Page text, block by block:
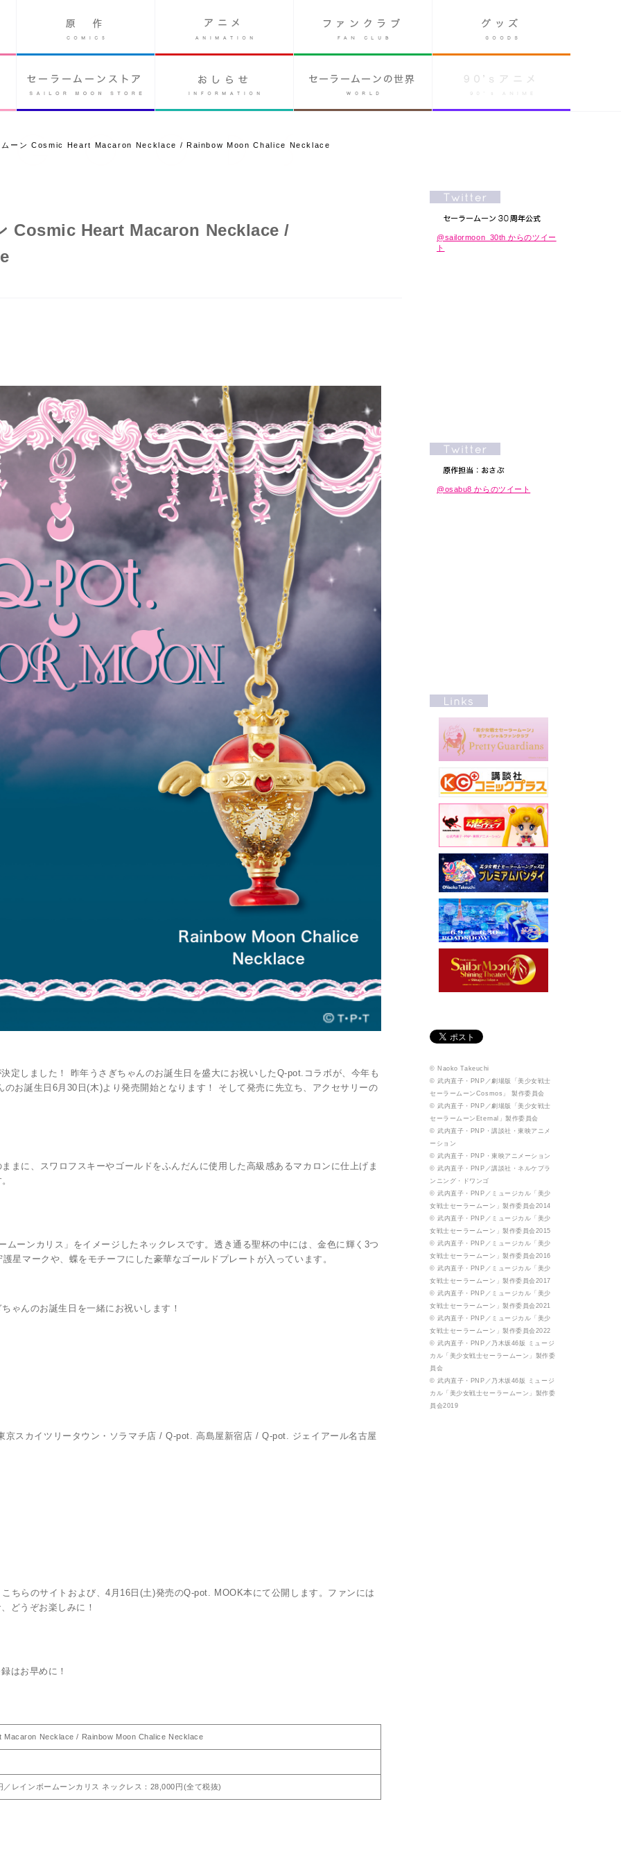
ムーン Cosmic Heart Macaron Necklace / Rainbow Moon Chalice Necklace
Cosmic Heart Macaron Necklace /
定しました！ 昨年うさぎちゃんのお誕生日を盛大にお祝いしたQ-pot.コラボが、今年も
お誕生日6月30日(木)より発売開始となります！ そして発売に先立ち、アクセサリーの
まに、スワロフスキーやゴールドをふんだんに使用した高級感あるマカロンに仕上げま
ーンカリス」をイメージしたネックレスです。透き通る聖杯の中には、金色に輝く3つ
星マークや、蝶をモチーフにした豪華なゴールドプレートが入っています。
ゃんのお誕生日を一緒にお祝いします！
スカイツリータウン・ソラマチ店 / Q-pot. 高島屋新宿店 / Q-pot. ジェイアール名古屋
ちらのサイトおよび、4月16日(土)発売のQ-pot. MOOK本にて公開します。ファンには
どうぞお楽しみに！
はお早めに！
Macaron Necklace / Rainbow Moon Chalice Necklace
レインボームーンカリス ネックレス：28,000円(全て税抜)
@sailormoon_30th からのツイー
ト
@osabu8 からのツイート
© Naoko Takeuchi
© 武内直子・PNP／劇場版「美少女戦士
セーラームーンCosmos」 製作委員会
© 武内直子・PNP／劇場版「美少女戦士
セーラームーンEternal」製作委員会
© 武内直子・PNP・講談社・東映アニメ
ーション
© 武内直子・PNP・東映アニメーション
© 武内直子・PNP／講談社・ネルケプラ
ンニング・ドワンゴ
© 武内直子・PNP／ミュージカル「美少
女戦士セーラームーン」製作委員会2014
© 武内直子・PNP／ミュージカル「美少
女戦士セーラームーン」製作委員会2015
© 武内直子・PNP／ミュージカル「美少
女戦士セーラームーン」製作委員会2016
© 武内直子・PNP／ミュージカル「美少
女戦士セーラームーン」製作委員会2017
© 武内直子・PNP／ミュージカル「美少
女戦士セーラームーン」製作委員会2021
© 武内直子・PNP／ミュージカル「美少
女戦士セーラームーン」製作委員会2022
© 武内直子・PNP／乃木坂46版 ミュージ
カル「美少女戦士セーラームーン」製作委
員会
© 武内直子・PNP／乃木坂46版 ミュージ
カル「美少女戦士セーラームーン」製作委
員会2019